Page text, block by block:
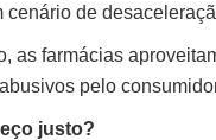
cenário de
as farmácias
pelo
justo?